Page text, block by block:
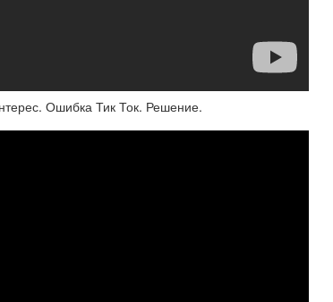
Ошибка Тик Ток. Решение.